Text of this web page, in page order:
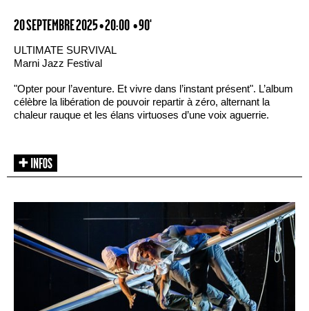
20 SEPTEMBRE 2025 • 20:00 • 90'
ULTIMATE SURVIVAL
Marni Jazz Festival
"Opter pour l’aventure. Et vivre dans l’instant présent". L’album
célèbre la libération de pouvoir repartir à zéro, alternant la
chaleur rauque et les élans virtuoses d’une voix aguerrie.